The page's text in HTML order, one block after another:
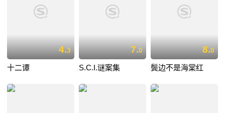
4.3
十二谭
7.0
S.C.I.谜案集
8.0
鬓边不是海棠红